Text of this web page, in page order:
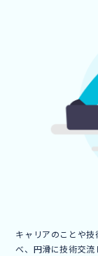
キャリアのことや
べ、円滑に技術交流